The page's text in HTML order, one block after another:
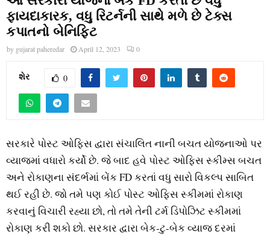
ફાયદાકારક, વધુ રિટર્નની સાથે મળે છે ટેક્સ
કપાતનો બેનિફિટ
by gujarat paheredar April 12, 2023 0
શેર 0
સરકારે પોસ્ટ ઓફિસ દ્વારા સંચાલિત નાની બચત યોજનાઓ પર
વ્યાજમાં વધારો કર્યો છે. જે બાદ હવે પોસ્ટ ઓફિસ સ્કીમ્સ બચત
અને રોકાણના સંદર્ભમાં બેંક FD કરતાં વધુ સારો વિકલ્પ સાબિત
થઈ રહી છે. જો તમે પણ કોઈ પોસ્ટ ઓફિસ સ્કીમમાં રોકાણ
કરવાનું વિચારી રહ્યા છો, તો તમે તેની ટર્મ ડિપોઝિટ સ્કીમમાં
રોકાણ કરી શકો છો. સરકાર દ્વારા બેક-ટુ-બેક વ્યાજ દરમાં